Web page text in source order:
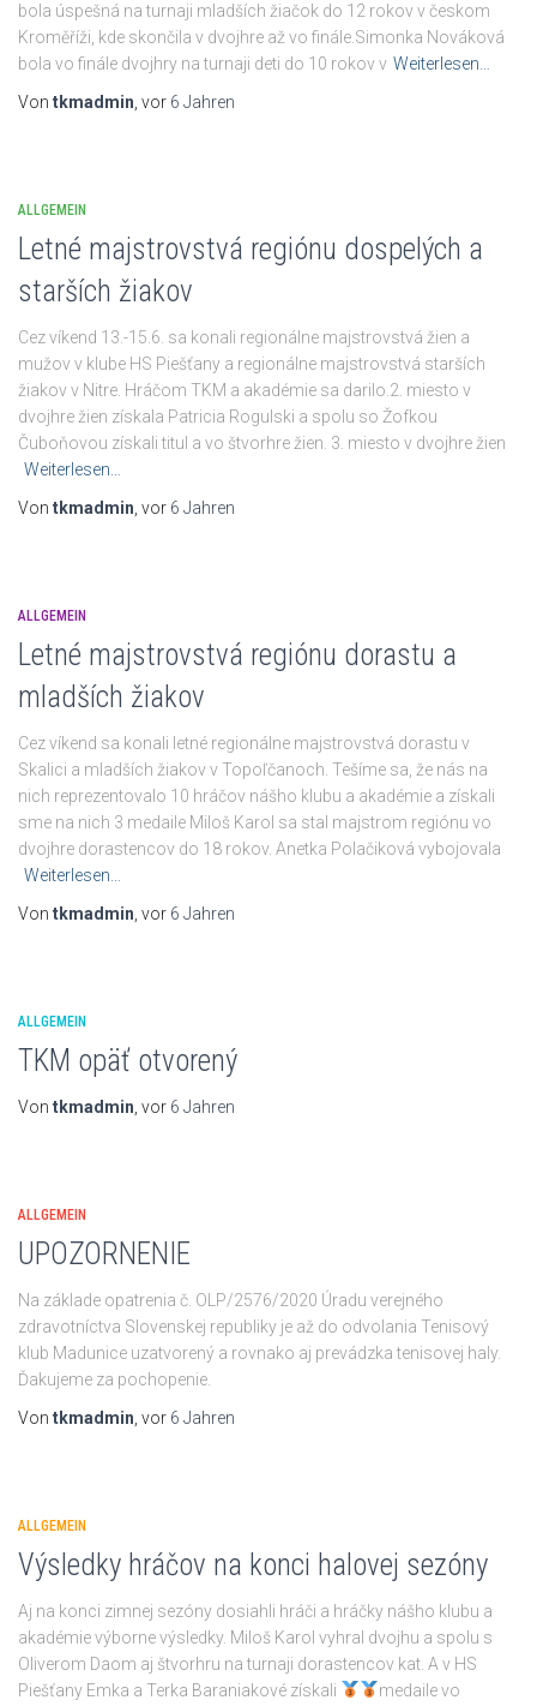
bola úspešná na turnaji mladších žiačok do 12 rokov v českom
Kroměříži, kde skončila v dvojhre až vo finále.Simonka Nováková
bola vo finále dvojhry na turnaji deti do 10 rokov v Weiterlesen…
Von tkmadmin , vor 6 Jahren
ALLGEMEIN
Letné majstrovstvá regiónu dospelých a
starších žiakov
Cez víkend 13.-15.6. sa konali regionálne majstrovstvá žien a
mužov v klube HS Piešťany a regionálne majstrovstvá starších
žiakov v Nitre. Hráčom TKM a akadémie sa darilo.2. miesto v
dvojhre žien získala Patricia Rogulski a spolu so Žofkou
Čuboňovou získali titul a vo štvorhre žien. 3. miesto v dvojhre žien
Weiterlesen…
Von tkmadmin , vor 6 Jahren
ALLGEMEIN
Letné majstrovstvá regiónu dorastu a
mladších žiakov
Cez víkend sa konali letné regionálne majstrovstvá dorastu v
Skalici a mladších žiakov v Topoľčanoch. Tešíme sa, že nás na
nich reprezentovalo 10 hráčov nášho klubu a akadémie a získali
sme na nich 3 medaile Miloš Karol sa stal majstrom regiónu vo
dvojhre dorastencov do 18 rokov. Anetka Polačiková vybojovala
Weiterlesen…
Von tkmadmin , vor 6 Jahren
ALLGEMEIN
TKM opäť otvorený
Von tkmadmin , vor 6 Jahren
ALLGEMEIN
UPOZORNENIE
Na základe opatrenia č. OLP/2576/2020 Úradu verejného
zdravotníctva Slovenskej republiky je až do odvolania Tenisový
klub Madunice uzatvorený a rovnako aj prevádzka tenisovej haly.
Ďakujeme za pochopenie.
Von tkmadmin , vor 6 Jahren
ALLGEMEIN
Výsledky hráčov na konci halovej sezóny
Aj na konci zimnej sezóny dosiahli hráči a hráčky nášho klubu a
akadémie výborne výsledky. Miloš Karol vyhral dvojhu a spolu s
Oliverom Daom aj štvorhru na turnaji dorastencov kat. A v HS
Piešťany Emka a Terka Baraniakové získali
medaile vo